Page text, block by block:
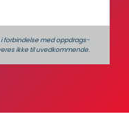
i forbindelse med oppdrags­
ikke til uvedkommende.